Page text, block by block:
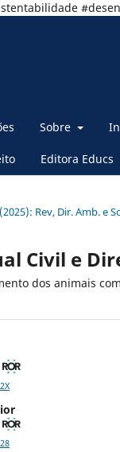
Sobre
Editora Educs
Rev, Dir. Amb. e
Civil e
dos animais